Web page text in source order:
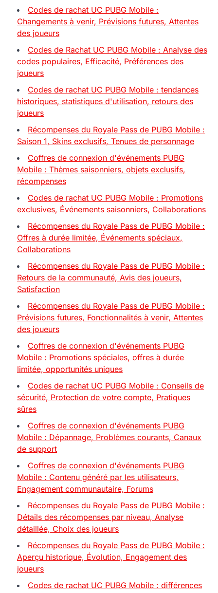
Codes de rachat UC PUBG Mobile :
Changements à venir, Prévisions futures, Attentes
des joueurs
Codes de Rachat UC PUBG Mobile : Analyse des
codes populaires, Efficacité, Préférences des
joueurs
Codes de rachat UC PUBG Mobile : tendances
historiques, statistiques d'utilisation, retours des
joueurs
Récompenses du Royale Pass de PUBG Mobile :
Saison 1, Skins exclusifs, Tenues de personnage
Coffres de connexion d'événements PUBG
Mobile : Thèmes saisonniers, objets exclusifs,
récompenses
Codes de rachat UC PUBG Mobile : Promotions
exclusives, Événements saisonniers, Collaborations
Récompenses du Royale Pass de PUBG Mobile :
Offres à durée limitée, Événements spéciaux,
Collaborations
Récompenses du Royale Pass de PUBG Mobile :
Retours de la communauté, Avis des joueurs,
Satisfaction
Récompenses du Royale Pass de PUBG Mobile :
Prévisions futures, Fonctionnalités à venir, Attentes
des joueurs
Coffres de connexion d'événements PUBG
Mobile : Promotions spéciales, offres à durée
limitée, opportunités uniques
Codes de rachat UC PUBG Mobile : Conseils de
sécurité, Protection de votre compte, Pratiques
sûres
Coffres de connexion d'événements PUBG
Mobile : Dépannage, Problèmes courants, Canaux
de support
Coffres de connexion d'événements PUBG
Mobile : Contenu généré par les utilisateurs,
Engagement communautaire, Forums
Récompenses du Royale Pass de PUBG Mobile :
Détails des récompenses par niveau, Analyse
détaillée, Choix des joueurs
Récompenses du Royale Pass de PUBG Mobile :
Aperçu historique, Évolution, Engagement des
joueurs
Codes de rachat UC PUBG Mobile : différences